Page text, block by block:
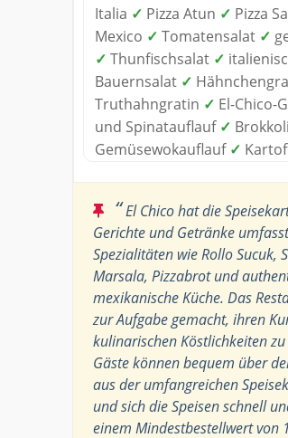
Italia ✓ Pizza Atun ✓ Pizza
Mexico ✓ Tomatensalat ✓
✓ Thunfischsalat ✓
Bauernsalat ✓
Truthahngratin ✓ El-Chico-
und Spinatauflauf ✓
Gemüsewokauflauf ✓
“El Chico hat die
Gerichte und Getränke
Spezialitäten wie Rollo Sucuk,
Marsala, Pizzabrot und
mexikanische Küche. Das
zur Aufgabe gemacht, ihren
kulinarischen Köstlichkeiten
Gäste können bequem über
aus der umfangreichen
und sich die Speisen schnell
einem Mindestbestellwert von